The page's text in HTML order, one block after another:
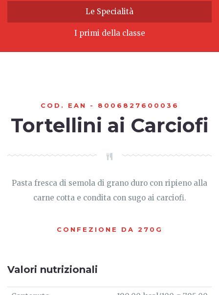
Le Specialità
I primi della classe
COD. EAN - 8006827600036
Tortellini ai Carciofi
Pasta fresca di semola di grano duro con ripieno alla
carne cotta e condita con sugo ai carciofi.
CONFEZIONE DA 270G
Valori nutrizionali